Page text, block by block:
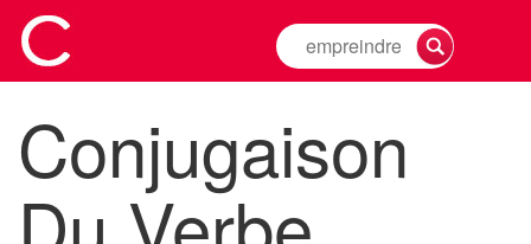
Rechercher
la
d'un
verbe
Conjugaison